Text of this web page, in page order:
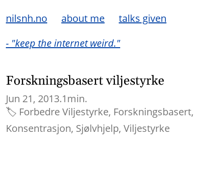
nilsnh.no about me
talks given
- "keep the internet weird."
Forskningsbasert viljestyrke
Jun 21, 2013.1min.
🏷 Forbedre Viljestyrke Forskningsbasert
Konsentrasjon Sjølvhjelp Viljestyrke